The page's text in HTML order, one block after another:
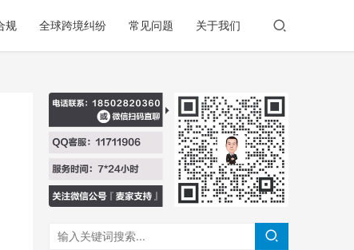
规 全球跨境纠纷 常见问题 关于我们